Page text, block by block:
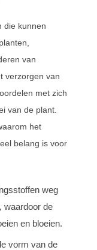
die kunnen
van
verzorgen van
met zich
van de plant.
het
belang is voor
weg
waardoor de
en bloeien.
vorm van de